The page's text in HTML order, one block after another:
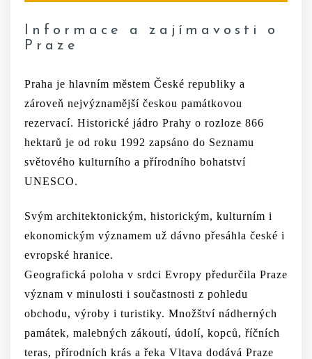
Informace a zajímavosti o
Praze
Praha je hlavním městem České republiky a
zároveň nejvýznamější českou památkovou
rezervací. Historické jádro Prahy o rozloze 866
hektarů je od roku 1992 zapsáno do Seznamu
světového kulturního a přírodního bohatství
UNESCO.
Svým architektonickým, historickým, kulturním i
ekonomickým významem už dávno přesáhla české i
evropské hranice.
Geografická poloha v srdci Evropy předurčila Praze
význam v minulosti i součastnosti z pohledu
obchodu, výroby i turistiky. Množštví nádherných
památek, malebných zákoutí, údolí, kopců, říčních
teras, přírodních krás a řeka Vltava dodává Praze